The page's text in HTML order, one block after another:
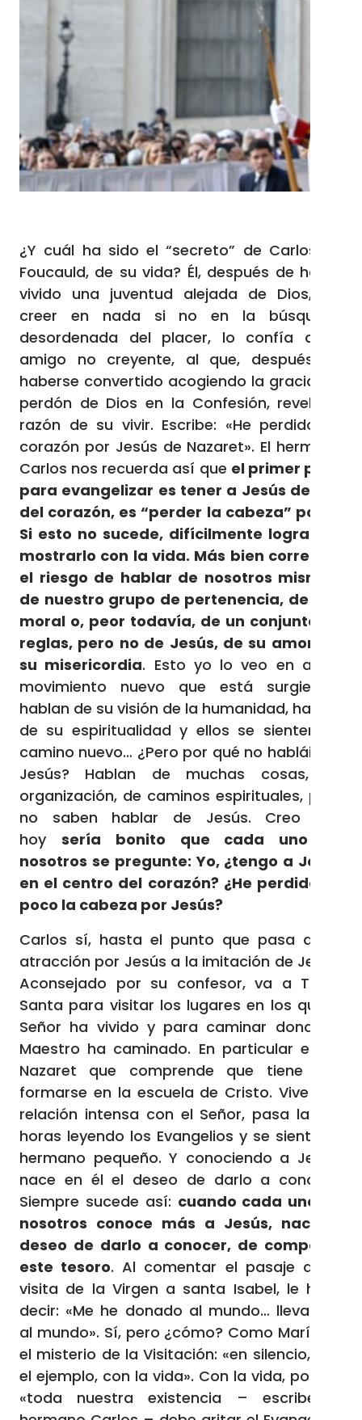
¿Y cuál ha sido el “secreto” de Carlos de
Foucauld, de su vida? Él, después de haber
vivido una juventud alejada de Dios, sin
creer en nada si no en la búsqueda
desordenada del placer, lo confía a un
amigo no creyente, al que, después de
haberse convertido acogiendo la gracia del
perdón de Dios en la Confesión, revela la
razón de su vivir. Escribe: «He perdido mi
corazón por Jesús de Nazaret». El hermano
Carlos nos recuerda así que el primer paso
para evangelizar es tener a Jesús dentro
del corazón, es “perder la cabeza” por Él.
Si esto no sucede, difícilmente logramos
mostrarlo con la vida. Más bien corremos
el riesgo de hablar de nosotros mismos,
de nuestro grupo de pertenencia, de una
moral o, peor todavía, de un conjunto de
reglas, pero no de Jesús, de su amor, de
su misericordia. Esto yo lo veo en algún
movimiento nuevo que está surgiendo:
hablan de su visión de la humanidad, hablan
de su espiritualidad y ellos se sienten un
camino nuevo… ¿Pero por qué no habláis de
Jesús? Hablan de muchas cosas, de
organización, de caminos espirituales, pero
no saben hablar de Jesús. Creo que
hoy sería bonito que cada uno de
nosotros se pregunte: Yo, ¿tengo a Jesús
en el centro del corazón? ¿He perdido un
poco la cabeza por Jesús?
Carlos sí, hasta el punto que pasa de la
atracción por Jesús a la imitación de Jesús.
Aconsejado por su confesor, va a Tierra
Santa para visitar los lugares en los que el
Señor ha vivido y para caminar donde el
Maestro ha caminado. En particular es en
Nazaret que comprende que tiene que
formarse en la escuela de Cristo. Vive una
relación intensa con el Señor, pasa largas
horas leyendo los Evangelios y se siente su
hermano pequeño. Y conociendo a Jesús,
nace en él el deseo de darlo a conocer.
Siempre sucede así: cuando cada uno de
nosotros conoce más a Jesús, nace el
deseo de darlo a conocer, de compartir
este tesoro. Al comentar el pasaje de la
visita de la Virgen a santa Isabel, le hace
decir: «Me he donado al mundo… llevadme
al mundo». Sí, pero ¿cómo? Como María en
el misterio de la Visitación: «en silencio, con
el ejemplo, con la vida». Con la vida, porque
«toda nuestra existencia – escribe el